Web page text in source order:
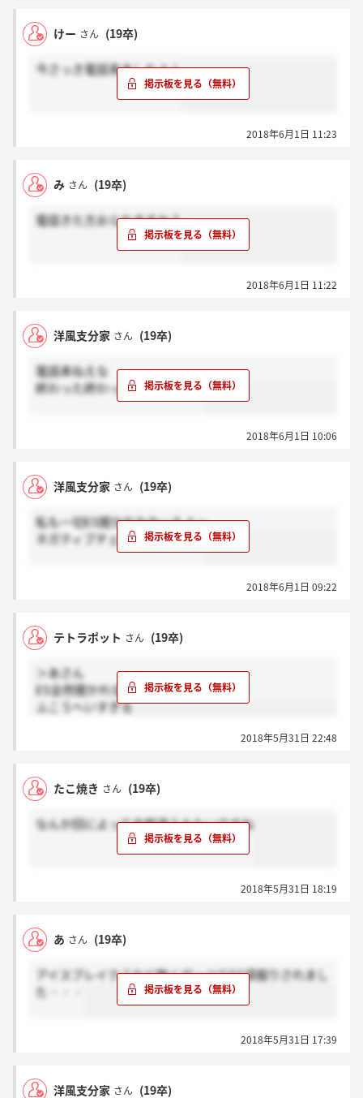
けー さん (19卒)
今さっき電話来ましたよ！
2018年6月1日 11:23
み さん (19卒)
電話きた方おられますか？
2018年6月1日 11:22
洋風支分家 さん (19卒)
電話来ねえな
終わった終わった切り替えよう
2018年6月1日 10:06
洋風支分家 さん (19卒)
私も一切ES聞かれなかったよー
ネガティブチェック感が強いな
2018年6月1日 09:22
テトラポット さん (19卒)
＞あさん
ES全然聞かれなかった
ふこうへいすぎる
2018年5月31日 22:48
たこ焼き さん (19卒)
なんか回によって全然違うみたいですね
2018年5月31日 18:19
あ さん (19卒)
アイスブレイク？など無くがっつりES深掘りされまし
た・・・
2018年5月31日 17:39
洋風支分家 さん (19卒)